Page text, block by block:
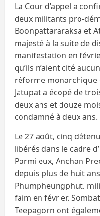
La Cour d’appel a
deux militants pro-
Boonpattararaksa et
majesté à la suite de
manifestation en
qu’ils n’aient cité
réforme monarchique
Jatupat a écopé de
deux ans et douze
condamné à deux ans.
Le 27 août, cinq
libérés dans le cadre
Parmi eux, Anchan
depuis plus de huit
Phumpheungphut,
faim en février.
Teepagorn ont